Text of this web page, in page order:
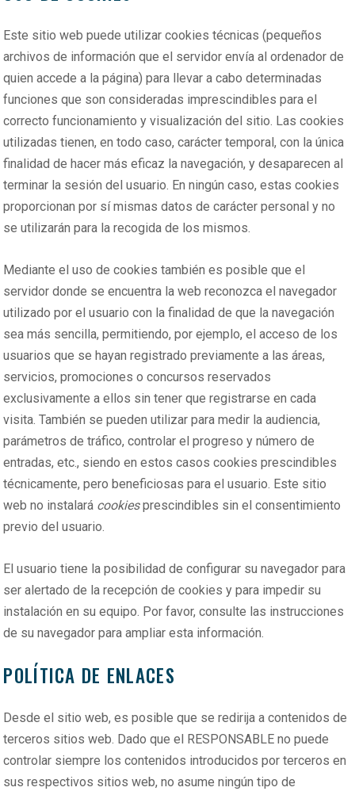
Este sitio web puede utilizar cookies técnicas (pequeños
archivos de información que el servidor envía al ordenador de
quien accede a la página) para llevar a cabo determinadas
funciones que son consideradas imprescindibles para el
correcto funcionamiento y visualización del sitio. Las cookies
utilizadas tienen, en todo caso, carácter temporal, con la única
finalidad de hacer más eficaz la navegación, y desaparecen al
terminar la sesión del usuario. En ningún caso, estas cookies
proporcionan por sí mismas datos de carácter personal y no
se utilizarán para la recogida de los mismos.
Mediante el uso de cookies también es posible que el
servidor donde se encuentra la web reconozca el navegador
utilizado por el usuario con la finalidad de que la navegación
sea más sencilla, permitiendo, por ejemplo, el acceso de los
usuarios que se hayan registrado previamente a las áreas,
servicios, promociones o concursos reservados
exclusivamente a ellos sin tener que registrarse en cada
visita. También se pueden utilizar para medir la audiencia,
parámetros de tráfico, controlar el progreso y número de
entradas, etc., siendo en estos casos cookies prescindibles
técnicamente, pero beneficiosas para el usuario. Este sitio
web no instalará cookiesprescindibles sin el consentimiento
previo del usuario.
El usuario tiene la posibilidad de configurar su navegador para
ser alertado de la recepción de cookies y para impedir su
instalación en su equipo. Por favor, consulte las instrucciones
de su navegador para ampliar esta información.
POLÍTICA DE ENLACES
Desde el sitio web, es posible que se redirija a contenidos de
terceros sitios web. Dado que el RESPONSABLE no puede
controlar siempre los contenidos introducidos por terceros en
sus respectivos sitios web, no asume ningún tipo de